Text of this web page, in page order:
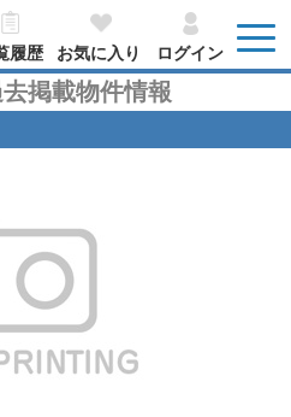
履歴 お気に入り ログイン
掲載物件情報